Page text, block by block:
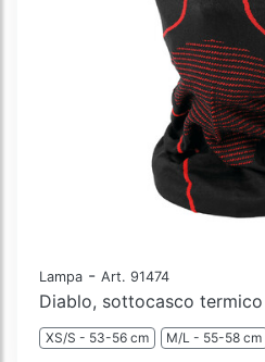
Lampa - Art. 91474
Diablo, sottocasco termico
XS/S - 53-56 cm M/L - 55-58 cm